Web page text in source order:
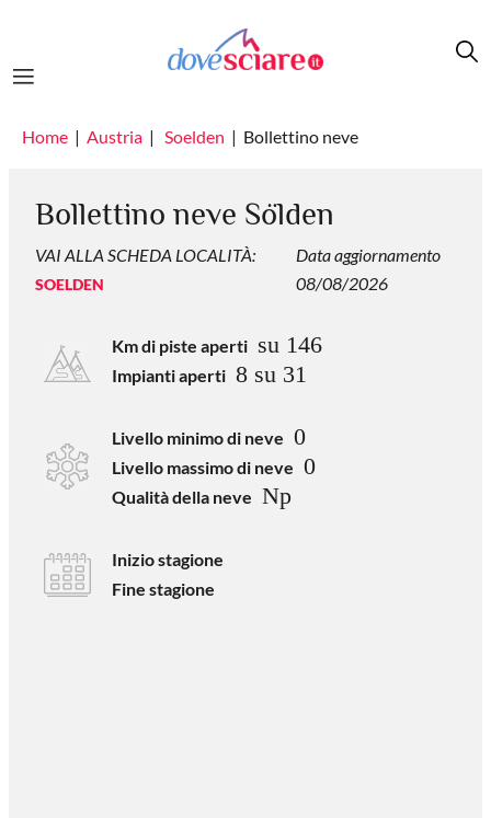
Home Austria Soelden Bollettino neve
Bollettino neve Sölden
VAI ALLA SCHEDA LOCALITÀ:
SOELDEN
Data aggiornamento
08/08/2026
Km di piste aperti su 146
Impianti aperti 8 su 31
Livello minimo di neve 0
Livello massimo di neve 0
Qualità della neve Np
Inizio stagione
Fine stagione